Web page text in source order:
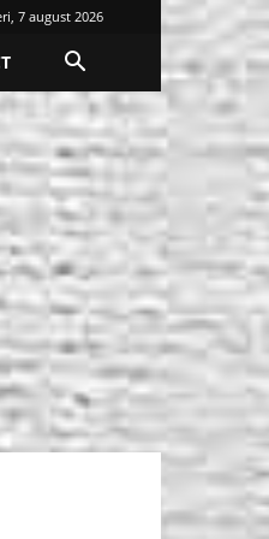
7 august 2026